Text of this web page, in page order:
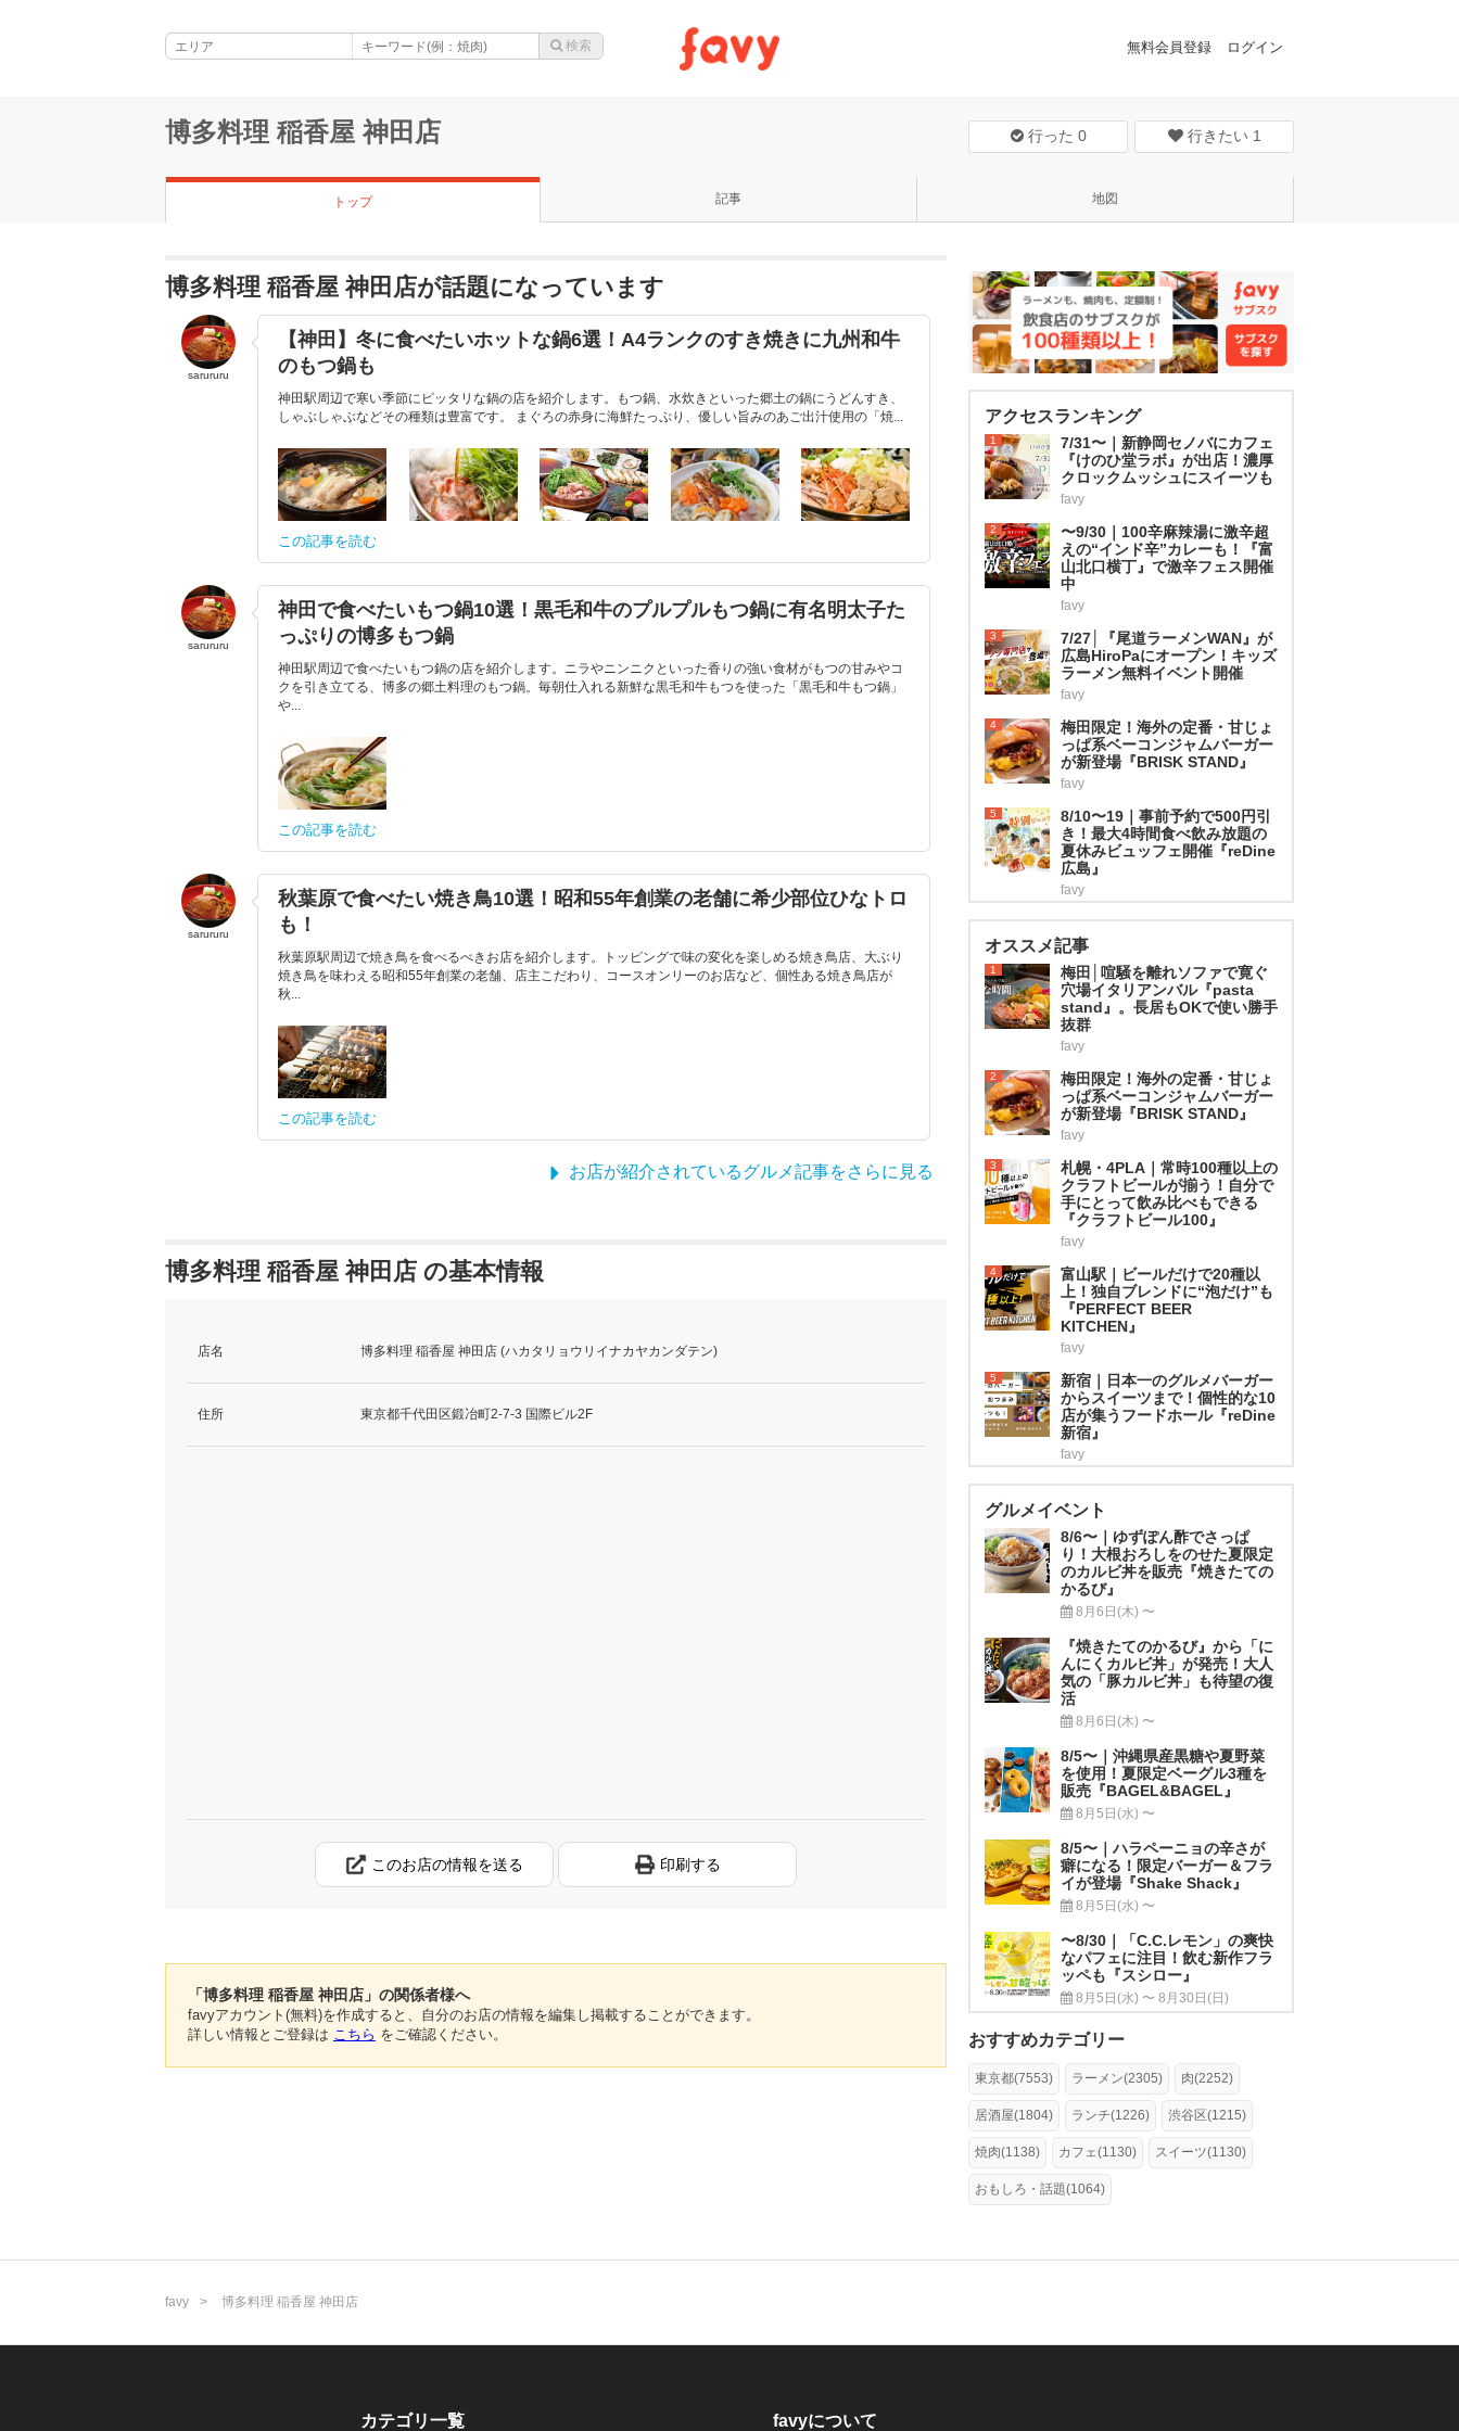
無料会員登録 ログイン
博多料理 稲香屋 神田店 行った 0 行きたい 1
トップ 記事 地図
博多料理 稲香屋 神田店が話題になっています
sarururu
【神田】冬に食べたいホットな鍋6選！A4ランクのすき焼きに九州和牛
のもつ鍋も
神田駅周辺で寒い季節にピッタリな鍋の店を紹介します。もつ鍋、水炊きといった郷土の鍋にうどんすき、
しゃぶしゃぶなどその種類は豊富です。 まぐろの赤身に海鮮たっぷり、優しい旨みのあご出汁使用の「焼...
この記事を読む
sarururu
神田で食べたいもつ鍋10選！黒毛和牛のプルプルもつ鍋に有名明太子た
っぷりの博多もつ鍋
神田駅周辺で食べたいもつ鍋の店を紹介します。ニラやニンニクといった香りの強い食材がもつの甘みやコ
クを引き立てる、博多の郷土料理のもつ鍋。毎朝仕入れる新鮮な黒毛和牛もつを使った「黒毛和牛もつ鍋」
や...
この記事を読む
sarururu
秋葉原で食べたい焼き鳥10選！昭和55年創業の老舗に希少部位ひなトロ
も！
秋葉原駅周辺で焼き鳥を食べるべきお店を紹介します。トッピングで味の変化を楽しめる焼き鳥店、大ぶり
焼き鳥を味わえる昭和55年創業の老舗、店主こだわり、コースオンリーのお店など、個性ある焼き鳥店が
秋...
この記事を読む
お店が紹介されているグルメ記事をさらに見る
博多料理 稲香屋 神田店 の基本情報
店名 博多料理 稲香屋 神田店 (ハカタリョウリイナカヤカンダテン)
住所 東京都千代田区鍛冶町2-7-3 国際ビル2F
このお店の情報を送る 印刷する
「博多料理 稲香屋 神田店」の関係者様へ
favyアカウント(無料)を作成すると、自分のお店の情報を編集し掲載することができます。
詳しい情報とご登録は こちら をご確認ください。
アクセスランキング
1
7/31〜｜新静岡セノバにカフェ
『けのひ堂ラボ』が出店！濃厚
クロックムッシュにスイーツも
favy
2
〜9/30｜100辛麻辣湯に激辛超
えの“インド辛”カレーも！『富
山北口横丁』で激辛フェス開催
中
favy
3
7/27│『尾道ラーメンWAN』が
広島HiroPaにオープン！キッズ
ラーメン無料イベント開催
favy
4
梅田限定！海外の定番・甘じょ
っぱ系ベーコンジャムバーガー
が新登場『BRISK STAND』
favy
5
8/10〜19｜事前予約で500円引
き！最大4時間食べ飲み放題の
夏休みビュッフェ開催『reDine
広島』
favy
オススメ記事
1
梅田│喧騒を離れソファで寛ぐ
穴場イタリアンバル『pasta
stand』。長居もOKで使い勝手
抜群
favy
2
梅田限定！海外の定番・甘じょ
っぱ系ベーコンジャムバーガー
が新登場『BRISK STAND』
favy
3
札幌・4PLA｜常時100種以上の
クラフトビールが揃う！自分で
手にとって飲み比べもできる
『クラフトビール100』
favy
4
富山駅｜ビールだけで20種以
上！独自ブレンドに“泡だけ”も
『PERFECT BEER
KITCHEN』
favy
5
新宿｜日本一のグルメバーガー
からスイーツまで！個性的な10
店が集うフードホール『reDine
新宿』
favy
グルメイベント
8/6〜｜ゆずぽん酢でさっぱ
り！大根おろしをのせた夏限定
のカルビ丼を販売『焼きたての
かるび』
8月6日(木) 〜
『焼きたてのかるび』から「に
んにくカルビ丼」が発売！大人
気の「豚カルビ丼」も待望の復
活
8月6日(木) 〜
8/5〜｜沖縄県産黒糖や夏野菜
を使用！夏限定ベーグル3種を
販売『BAGEL&BAGEL』
8月5日(水) 〜
8/5〜｜ハラペーニョの辛さが
癖になる！限定バーガー＆フラ
イが登場『Shake Shack』
8月5日(水) 〜
〜8/30｜「C.C.レモン」の爽快
なパフェに注目！飲む新作フラ
ッペも『スシロー』
8月5日(水) 〜 8月30日(日)
おすすめカテゴリー
東京都(7553) ラーメン(2305) 肉(2252)
居酒屋(1804) ランチ(1226) 渋谷区(1215)
焼肉(1138) カフェ(1130) スイーツ(1130)
おもしろ・話題(1064)
favy 博多料理 稲香屋 神田店
カテゴリ一覧 favyについて